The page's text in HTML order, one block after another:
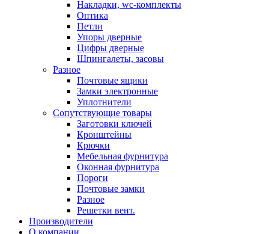
Накладки, wc-комплекты
Оптика
Петли
Упоры дверные
Цифры дверные
Шпингалеты, засовы
Разное
Почтовые ящики
Замки электронные
Уплотнители
Сопутствующие товары
Заготовки ключей
Кронштейны
Крючки
Мебельная фурнитура
Оконная фурнитура
Пороги
Почтовые замки
Разное
Решетки вент.
Производители
О компании